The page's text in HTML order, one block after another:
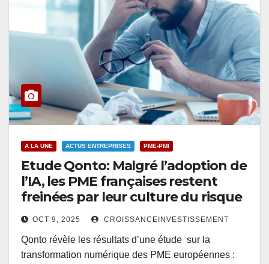
A LA UNE ACTUS ENTREPRISES PME-PMI
Etude Qonto: Malgré l’adoption de
l’IA, les PME françaises restent
freinées par leur culture du risque
OCT 9, 2025 CROISSANCEINVESTISSEMENT
Qonto révèle les résultats d’une étude sur la
transformation numérique des PME européennes :